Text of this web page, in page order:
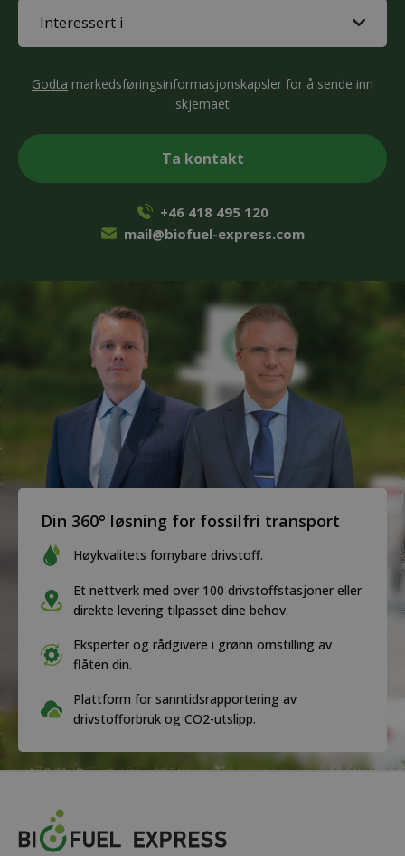
Din 360° løsning for fossilfri transport
Høykvalitets fornybare drivstoff.
Et nettverk med over 100 drivstoffstasjoner eller
direkte levering tilpasset dine behov.
Eksperter og rådgivere i grønn omstilling av
flåten din.
Plattform for sanntidsrapportering av
drivstofforbruk og CO2-utslipp.
Interested
(Påkrevd)
Godta markedsføringsinformasjonskapsler for å sende inn
skjemaet
+46 418 495 120
mail@biofuel-express.com